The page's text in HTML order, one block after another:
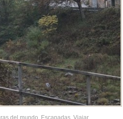
del mundo Escapadas Viajar